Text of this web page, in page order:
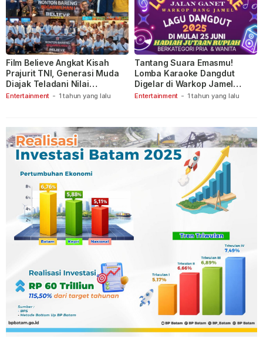
Entertainment - 1 tahun yang lalu
Film Believe Angkat Kisah
Prajurit TNI, Generasi Muda
Diajak Teladani Nilai
Keberanian
Entertainment - 1 tahun yang lalu
Tantang Suara Emasmu!
Lomba Karaoke Dangdut
Digelar di Warkop Jamel
Ganet